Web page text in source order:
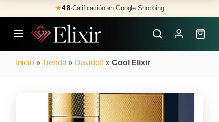
to
content
★4.8·Calificación en Google Shopping
Inicio » Tienda » Davidoff» Cool Elixir